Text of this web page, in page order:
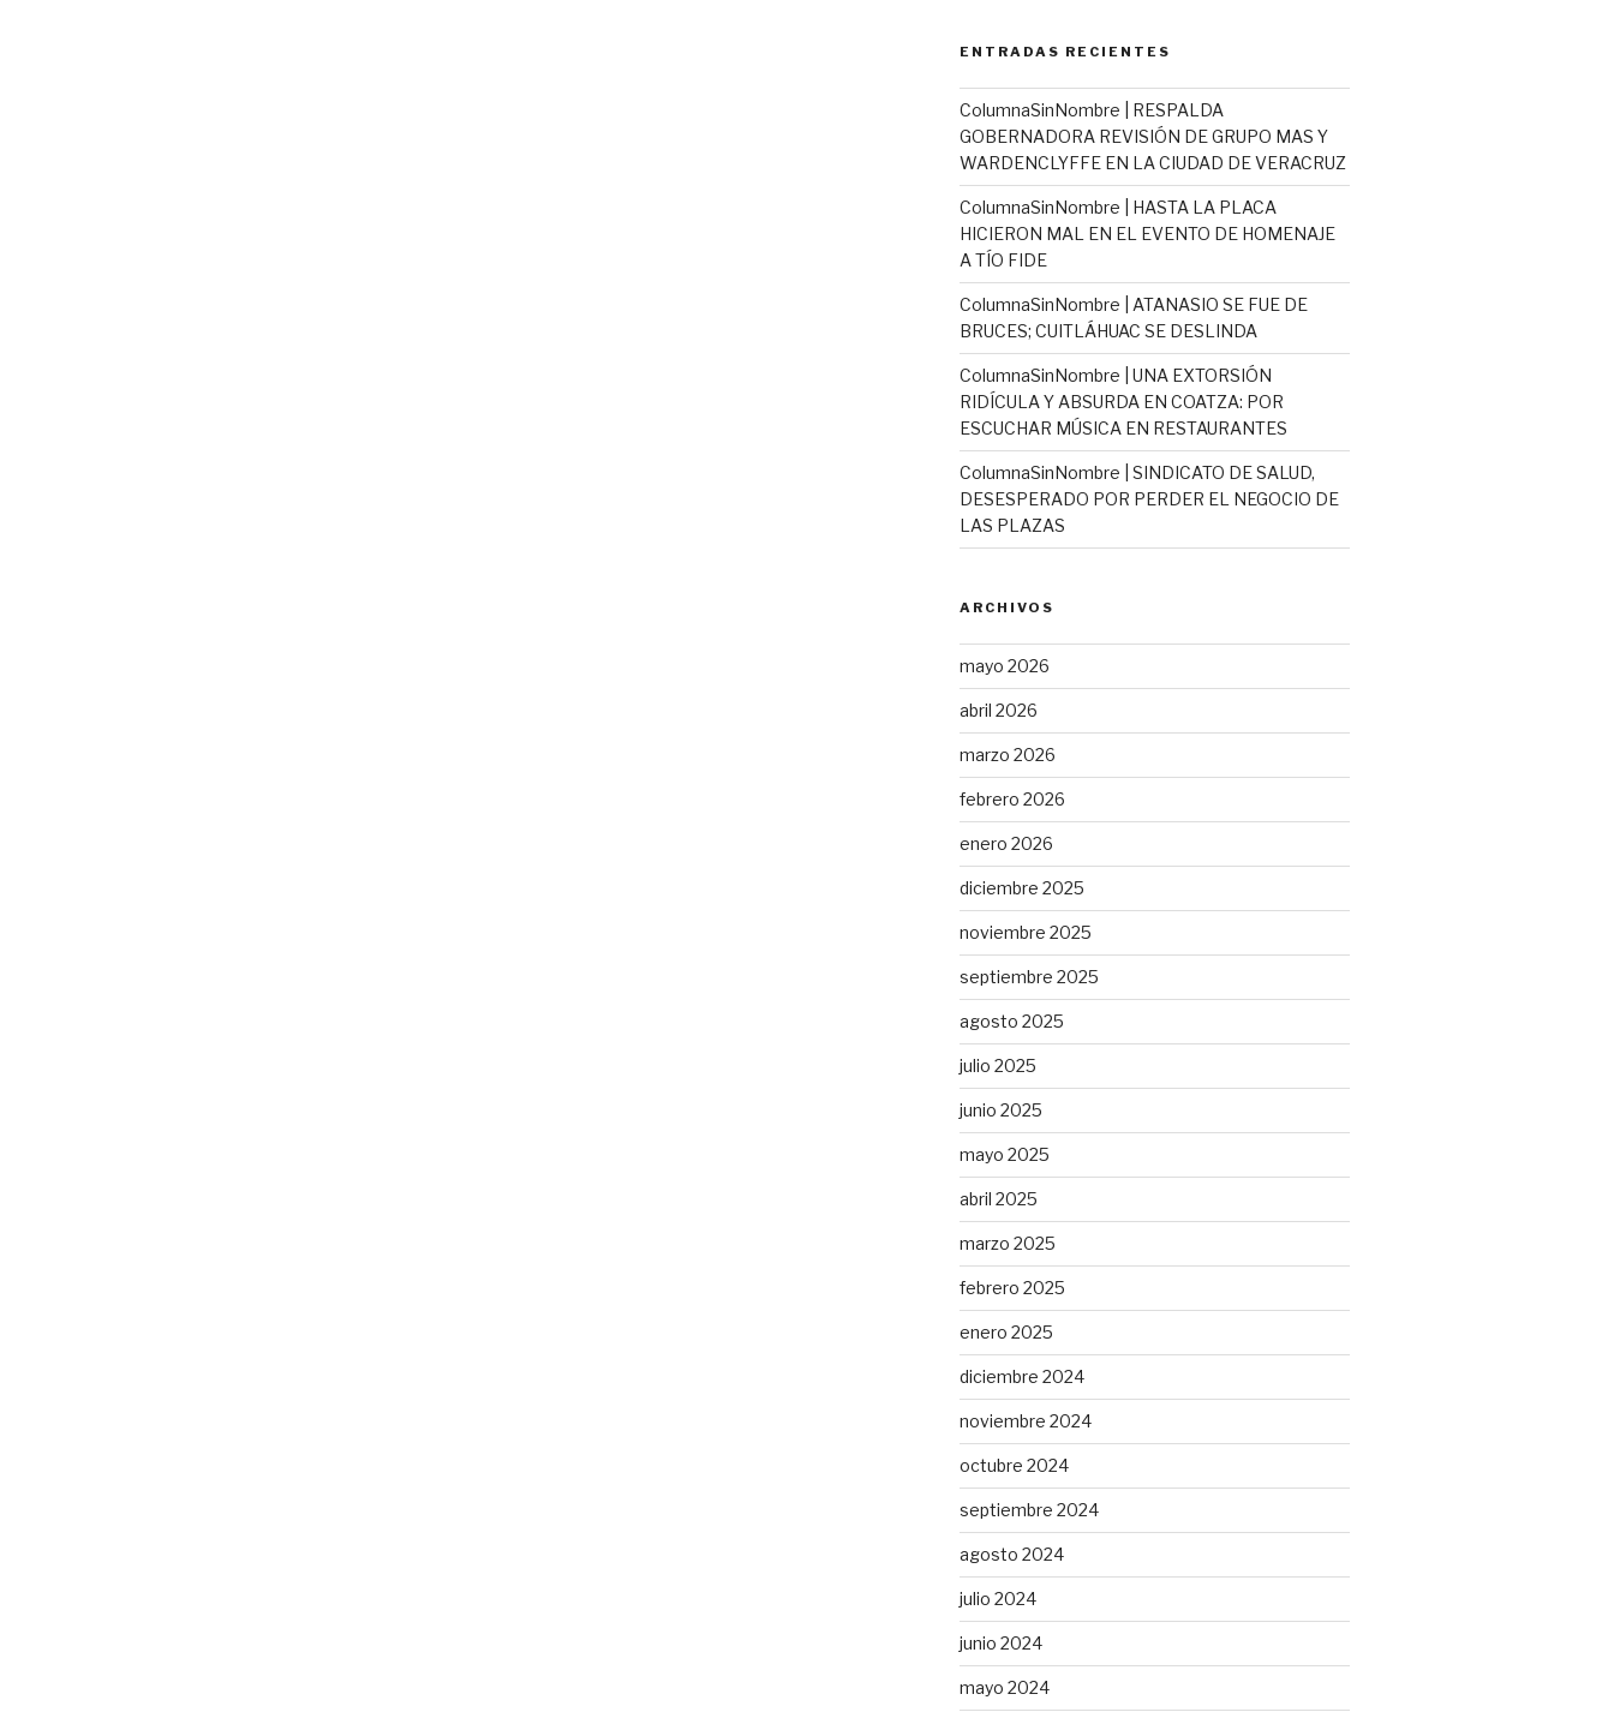
ENTRADAS RECIENTES
ColumnaSinNombre | RESPALDA
GOBERNADORA REVISIÓN DE GRUPO MAS Y
WARDENCLYFFE EN LA CIUDAD DE VERACRUZ
ColumnaSinNombre | HASTA LA PLACA
HICIERON MAL EN EL EVENTO DE HOMENAJE
A TÍO FIDE
ColumnaSinNombre | ATANASIO SE FUE DE
BRUCES; CUITLÁHUAC SE DESLINDA
ColumnaSinNombre | UNA EXTORSIÓN
RIDÍCULA Y ABSURDA EN COATZA: POR
ESCUCHAR MÚSICA EN RESTAURANTES
ColumnaSinNombre | SINDICATO DE SALUD,
DESESPERADO POR PERDER EL NEGOCIO DE
LAS PLAZAS
ARCHIVOS
mayo 2026
abril 2026
marzo 2026
febrero 2026
enero 2026
diciembre 2025
noviembre 2025
septiembre 2025
agosto 2025
julio 2025
junio 2025
mayo 2025
abril 2025
marzo 2025
febrero 2025
enero 2025
diciembre 2024
noviembre 2024
octubre 2024
septiembre 2024
agosto 2024
julio 2024
junio 2024
mayo 2024